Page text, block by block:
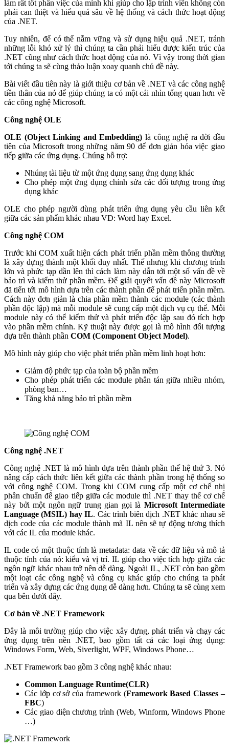
làm rất tốt phần việc của mình khi giúp cho lập trình viên không còn
phải can thiệt và hiểu quá sâu về hệ thống và cách thức hoạt động
của .NET.
Tuy nhiên, để có thể nắm vững và sử dụng hiệu quả .NET, tránh
những lỗi khó xử lý thì chúng ta cần phải hiểu được kiến trúc của
.NET cũng như cách thức hoạt động của nó. Vì vậy trong thời gian
tới chúng ta sẽ cùng thảo luận xoay quanh chủ đề này.
Bài viết đầu tiên này là giới thiệu cơ bản về .NET và các công nghệ
tiền thân của nó để giúp chúng ta có một cái nhìn tổng quan hơn về
các công nghệ Microsoft.
Công nghệ OLE
OLE (Object Linking and Embedding) là công nghệ ra đời đầu
tiên của Microsoft trong những năm 90 để đơn giản hóa việc giao
tiếp giữa các ứng dụng. Chúng hỗ trợ:
Nhúng tài liệu từ một ứng dụng sang ứng dụng khác
Cho phép một ứng dụng chỉnh sửa các đối tượng trong ứng
dụng khác
OLE cho phép người dùng phát triển ứng dụng yêu cầu liên kết
giữa các sản phẩm khác nhau VD: Word hay Excel.
Công nghệ COM
Trước khi COM xuất hiện cách phát triển phần mềm thông thường
là xây dựng thành một khối duy nhất. Thế nhưng khi chương trình
lớn và phức tạp dần lên thì cách làm này dẫn tới một số vấn đề về
bảo trì và kiểm thử phần mềm. Để giải quyết vấn đề này Microsoft
đã tiến tới mô hình dựa trên các thành phần để phát triển phần mềm.
Cách này đơn giản là chia phần mềm thành các module (các thành
phần độc lập) mà mỗi module sẽ cung cấp một dịch vụ cụ thể. Mỗi
module này có thể kiểm thử và phát triển độc lập sau đó tích hợp
vào phần mềm chính. Kỹ thuật này được gọi là mô hình đối tượng
dựa trên thành phần COM (Component Object Model).
Mô hình này giúp cho việc phát triển phần mềm linh hoạt hơn:
Giảm độ phức tạp của toàn bộ phần mềm
Cho phép phát triển các module phân tán giữa nhiều nhóm,
phòng ban…
Tăng khả năng bảo trì phần mềm
Công nghệ .NET
Công nghệ .NET là mô hình dựa trên thành phần thế hệ thứ 3. Nó
nâng cấp cách thức liên kết giữa các thành phần trong hệ thống so
với công nghệ COM. Trong khi COM cung cấp một cơ chế nhị
phân chuẩn để giao tiếp giữa các module thì .NET thay thế cơ chế
này bởi một ngôn ngữ trung gian gọi là Microsoft Intermediate
Language (MSIL) hay IL. Các trình biên dịch .NET khác nhau sẽ
dịch code của các module thành mã IL nên sẽ tự động tương thích
với các IL của module khác.
IL code có một thuộc tính là metadata: data về các dữ liệu và mô tả
thuộc tính của nó: kiểu và vị trí. IL giúp cho việc tích hợp giữa các
ngôn ngữ khác nhau trở nên dễ dàng. Ngoài IL, .NET còn bao gồm
một loạt các công nghệ và công cụ khác giúp cho chúng ta phát
triển và xây dựng các ứng dụng dễ dàng hơn. Chúng ta sẽ cùng xem
qua bên dưới đây.
Cơ bản về .NET Framework
Đây là môi trường giúp cho việc xây dựng, phát triển và chạy các
ứng dụng trên nền .NET, bao gồm tất cả các loại ứng dụng:
Windows Form, Web, Siverlight, WPF, Windows Phone…
.NET Framework bao gồm 3 công nghệ khác nhau:
Common Language Runtime(CLR)
Các lớp cơ sở của framework (Framework Based Classes –
FBC)
Các giao diện chương trình (Web, Winform, Windows Phone
…)